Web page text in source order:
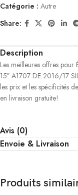
Catégorie : Autre
Share:
Description
Les meilleures offres
15″ A1707 DE 2016/17
les prix et les spécificités
en livraison gratuite!
Avis (0)
Envoie & Livraison
Produits